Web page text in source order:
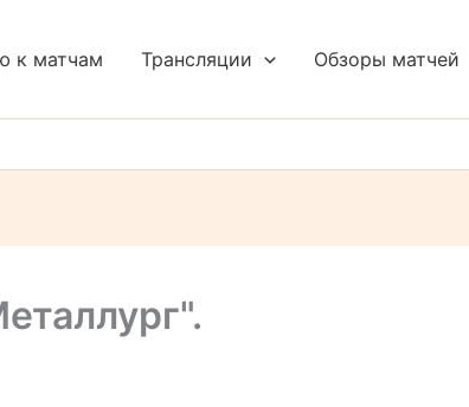
к матчам Трансляции Обзоры матчей